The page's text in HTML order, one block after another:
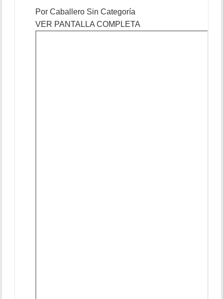
Por Caballero Sin Categoría
VER PANTALLA COMPLETA